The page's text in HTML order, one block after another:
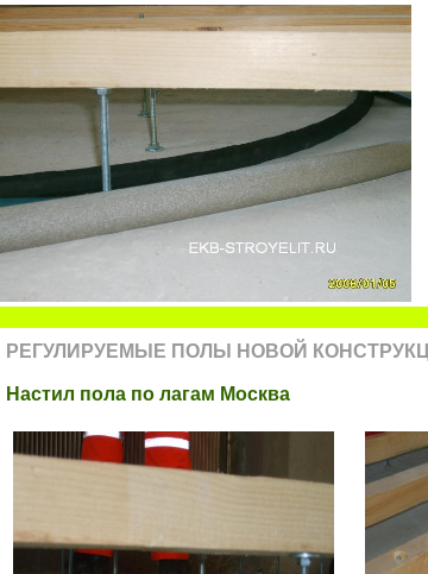
РЕГУЛИРУЕМЫЕ ПОЛЫ НОВОЙ
Настил пола по лагам Москва